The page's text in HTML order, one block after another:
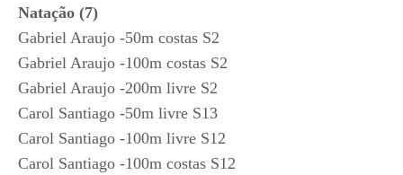
Natação (7)
Gabriel Araujo -50m costas S2
Gabriel Araujo -100m costas S2
Gabriel Araujo -200m livre S2
Carol Santiago -50m livre S13
Carol Santiago -100m livre S12
Carol Santiago -100m costas S12